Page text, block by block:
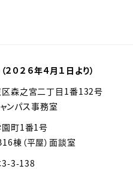
０２６年４月１日より）
森之宮二丁目1番132号
ンパス事務室
町1番1号
棟（平屋）面談室
3-3-138